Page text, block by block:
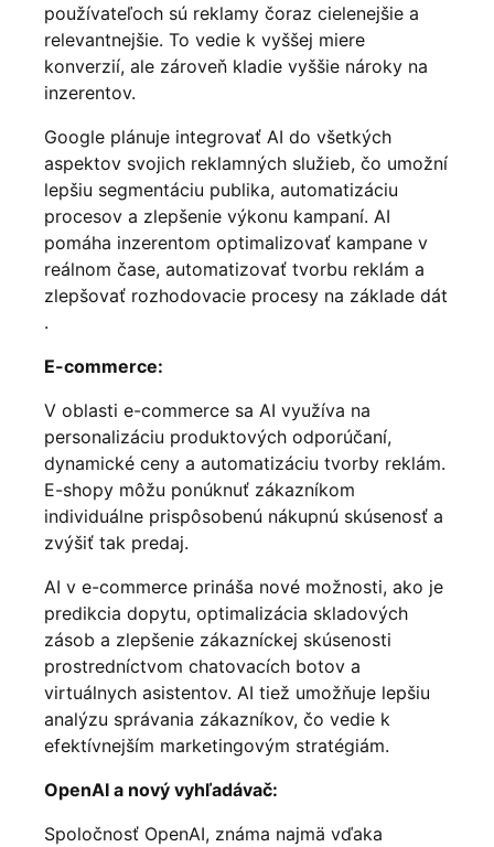
používateľoch sú reklamy čoraz cielenejšie a
relevantnejšie. To vedie k vyššej miere
konverzií, ale zároveň kladie vyššie nároky na
inzerentov.
Google plánuje integrovať AI do všetkých
aspektov svojich reklamných služieb, čo umožní
lepšiu segmentáciu publika, automatizáciu
procesov a zlepšenie výkonu kampaní. AI
pomáha inzerentom optimalizovať kampane v
reálnom čase, automatizovať tvorbu reklám a
zlepšovať rozhodovacie procesy na základe dát
.
E-commerce:
V oblasti e-commerce sa AI využíva na
personalizáciu produktových odporúčaní,
dynamické ceny a automatizáciu tvorby reklám.
E-shopy môžu ponúknuť zákazníkom
individuálne prispôsobenú nákupnú skúsenosť a
zvýšiť tak predaj.
AI v e-commerce prináša nové možnosti, ako je
predikcia dopytu, optimalizácia skladových
zásob a zlepšenie zákazníckej skúsenosti
prostredníctvom chatovacích botov a
virtuálnych asistentov. AI tiež umožňuje lepšiu
analýzu správania zákazníkov, čo vedie k
efektívnejším marketingovým stratégiám.
OpenAI a nový vyhľadávač:
Spoločnosť OpenAI, známa najmä vďaka